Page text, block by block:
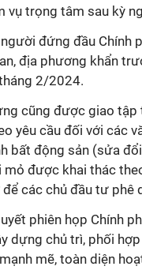
vụ trọng tâm sau kỳ
đứng đầu Chính
địa phương khẩn
2/2024.
cũng được giao
yêu cầu đối với các
bất động sản (sửa
mỏ được khai thác
để các chủ đầu tư phê
phiên họp Chính
dựng chủ trì, phối
mẽ, toàn diện